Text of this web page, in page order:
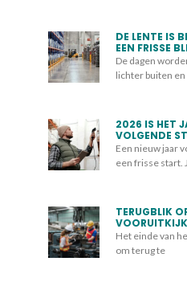
DE LENTE IS
EEN FRISSE
De dagen
lichter buiten
2026 IS HET
VOLGENDE
Een nieuw jaar
een frisse start.
TERUGBLIK
Het einde van
om terug te